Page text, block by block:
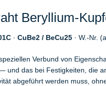
Beryllium-
· CuBe2 / BeCu25 · W.-Nr.
Verbund von
und das bei Festigkeiten, die
abgeführt werden muss,